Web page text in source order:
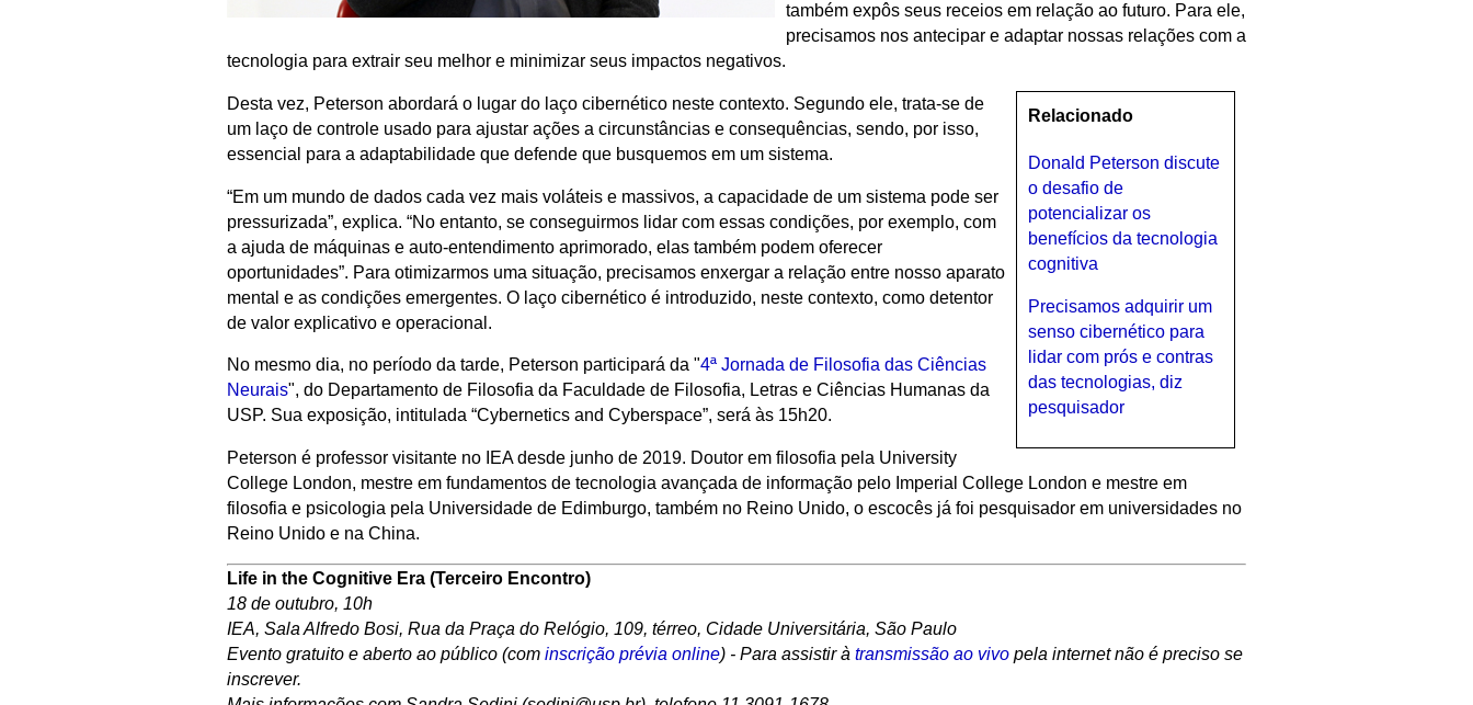
também expôs seus receios em relação ao futuro. Para ele,
precisamos nos antecipar e adaptar nossas relações com a
tecnologia para extrair seu melhor e minimizar seus impactos negativos.
Relacionado
Donald Peterson discute
o desafio de
potencializar os
benefícios da tecnologia
cognitiva
Precisamos adquirir um
senso cibernético para
lidar com prós e contras
das tecnologias, diz
pesquisador
Desta vez, Peterson abordará o lugar do laço cibernético neste contexto. Segundo ele, trata-se de
um laço de controle usado para ajustar ações a circunstâncias e consequências, sendo, por isso,
essencial para a adaptabilidade que defende que busquemos em um sistema.
“Em um mundo de dados cada vez mais voláteis e massivos, a capacidade de um sistema pode ser
pressurizada”, explica. “No entanto, se conseguirmos lidar com essas condições, por exemplo, com
a ajuda de máquinas e auto-entendimento aprimorado, elas também podem oferecer
oportunidades”. Para otimizarmos uma situação, precisamos enxergar a relação entre nosso aparato
mental e as condições emergentes. O laço cibernético é introduzido, neste contexto, como detentor
de valor explicativo e operacional.
No mesmo dia, no período da tarde, Peterson participará da "4ª Jornada de Filosofia das Ciências
Neurais", do Departamento de Filosofia da Faculdade de Filosofia, Letras e Ciências Humanas da
USP. Sua exposição, intitulada “Cybernetics and Cyberspace”, será às 15h20.
Peterson é professor visitante no IEA desde junho de 2019. Doutor em filosofia pela University
College London, mestre em fundamentos de tecnologia avançada de informação pelo Imperial College London e mestre em
filosofia e psicologia pela Universidade de Edimburgo, também no Reino Unido, o escocês já foi pesquisador em universidades no
Reino Unido e na China.
Life in the Cognitive Era (Terceiro Encontro)
18 de outubro, 10h
IEA, Sala Alfredo Bosi, Rua da Praça do Relógio, 109, térreo, Cidade Universitária, São Paulo
Evento gratuito e aberto ao público (com inscrição prévia online) - Para assistir à transmissão ao vivopela internet não é preciso se
inscrever.